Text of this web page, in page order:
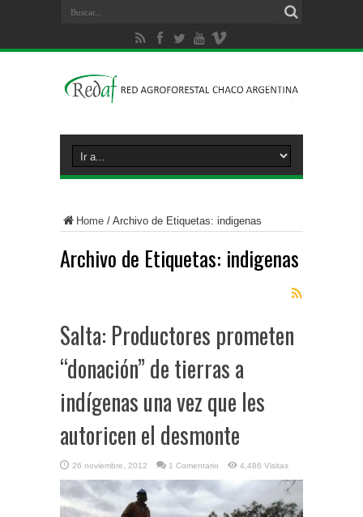
Home / Archivo de Etiquetas: indigenas
Archivo de Etiquetas: indigenas
Salta: Productores prometen
“donación” de tierras a
indígenas una vez que les
autoricen el desmonte
26 noviembre, 2012 1 Comentario 4,486 Visitas